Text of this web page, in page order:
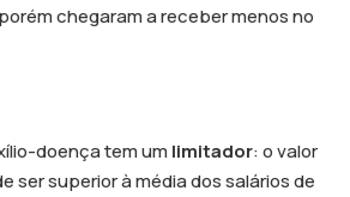
chegaram a receber menos no
doença tem um limitador: o valor
ser superior à média dos salários de